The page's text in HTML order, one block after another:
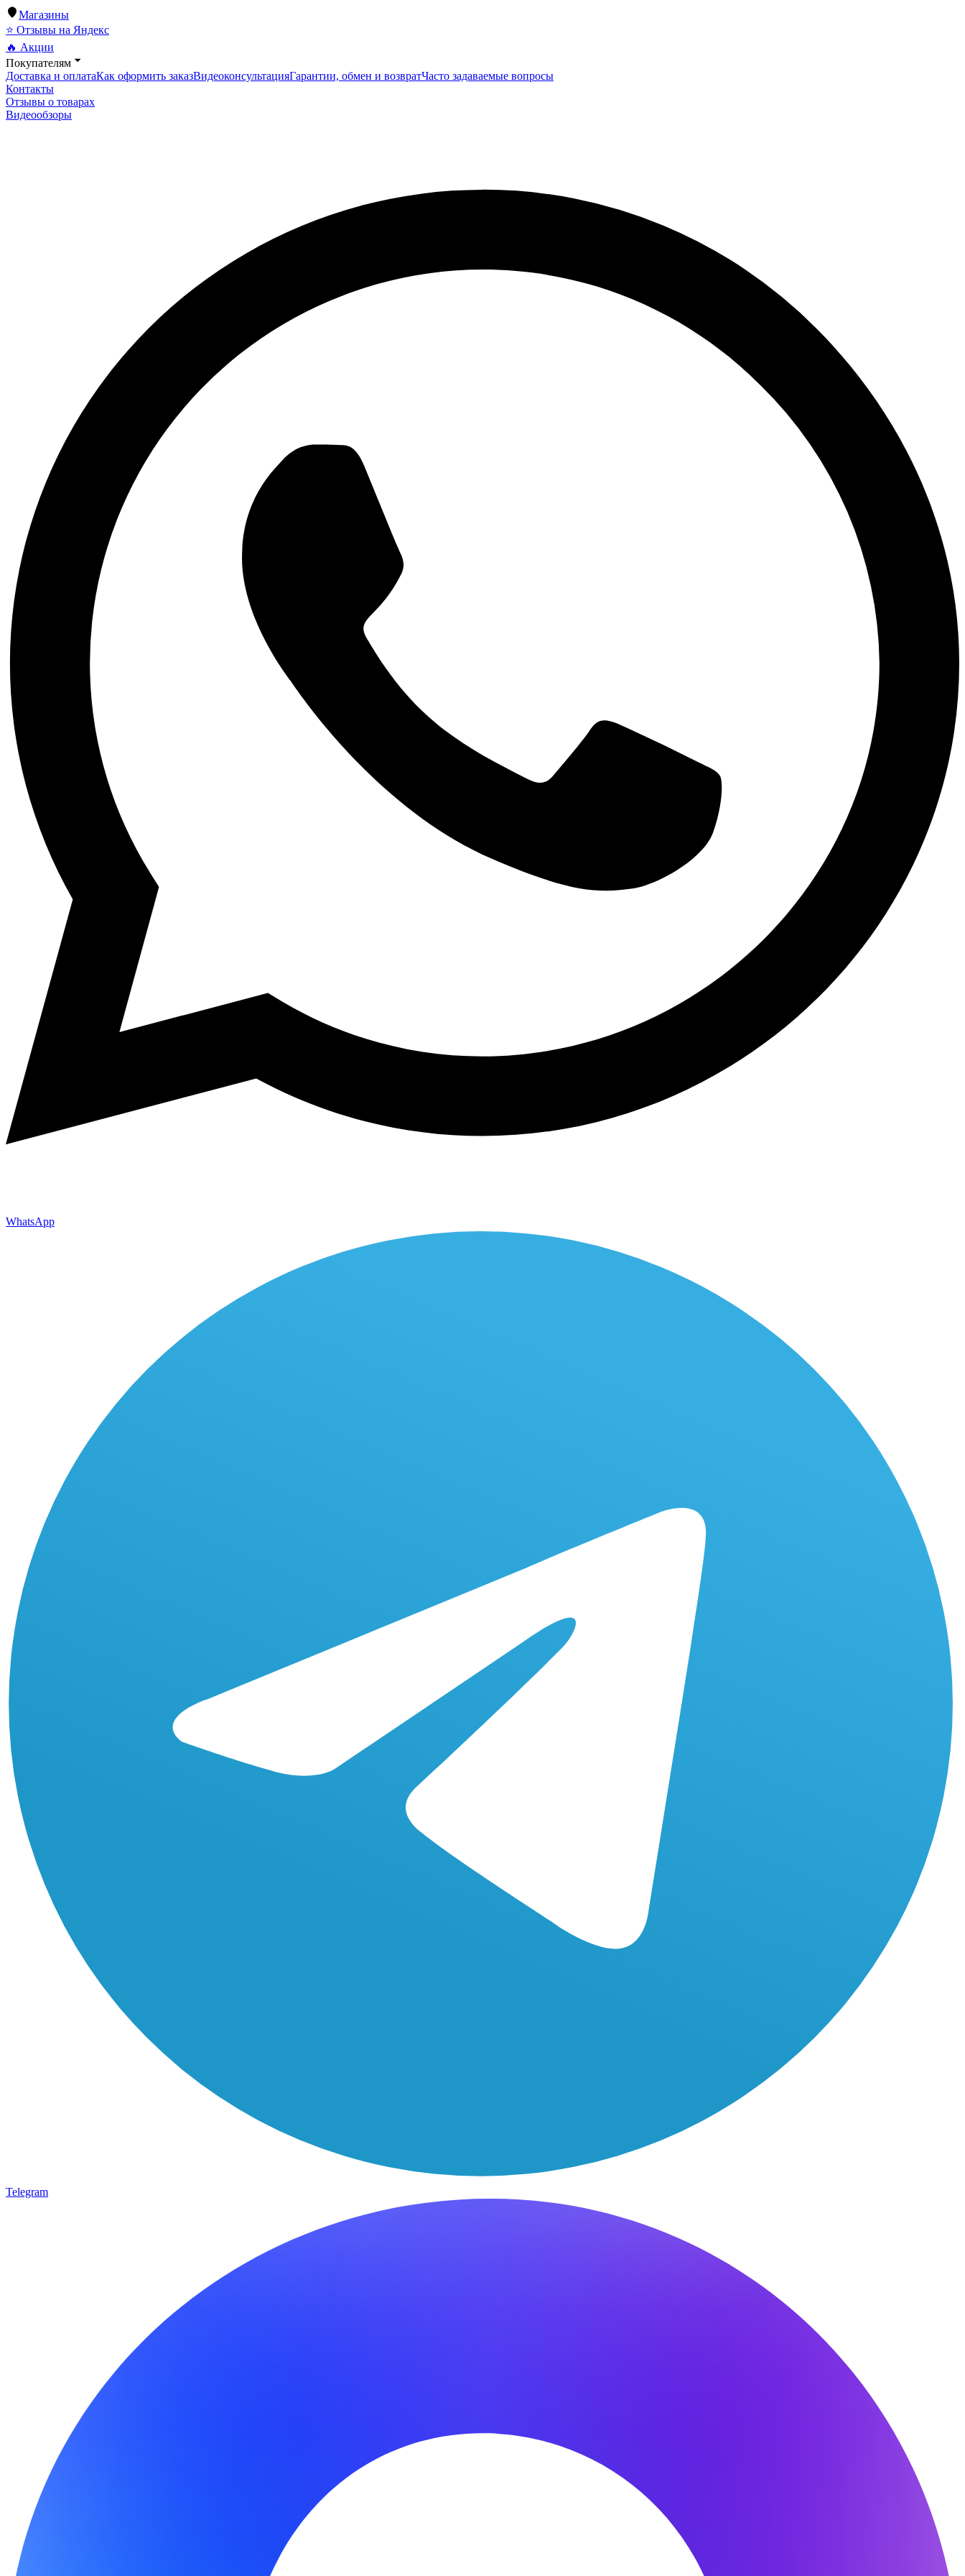
Магазины
⭐ Отзывы на Яндекс
🔥 Акции
Покупателям
Доставка и оплатаКак оформить заказВидеоконсультацияГарантии, обмен и возвратЧасто задаваемые вопросы
Контакты
Отзывы о товарах
Видеообзоры
WhatsApp
Telegram